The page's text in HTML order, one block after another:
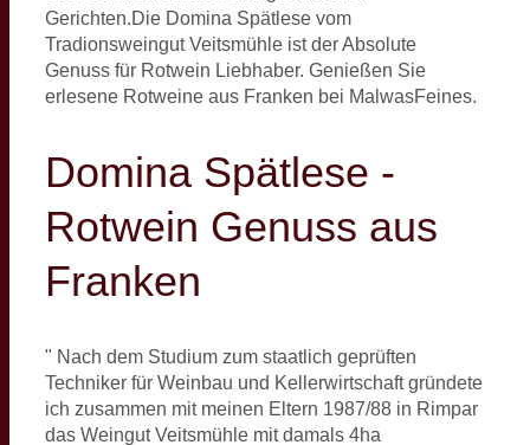
Gerichten.Die Domina Spätlese vom
Tradionsweingut Veitsmühle ist der Absolute
Genuss für Rotwein Liebhaber. Genießen Sie
erlesene Rotweine aus Franken bei MalwasFeines.
Domina Spätlese -
Rotwein Genuss aus
Franken
" Nach dem Studium zum staatlich geprüften
Techniker für Weinbau und Kellerwirtschaft gründete
ich zusammen mit meinen Eltern 1987/88 in Rimpar
das Weingut Veitsmühle mit damals 4ha